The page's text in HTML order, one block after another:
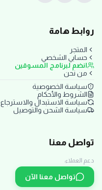
روابط هامة
المتجر
حسابي الشخصي
انضم لبرنامج المسوقين
من نحن
سياسة الخصوصية
الشروط والأحكام
سياسة الاستبدال والاسترجاع
سياسة الشحن والتوصيل
تواصل معنا
دعم العملاء:
تواصل معنا الآن